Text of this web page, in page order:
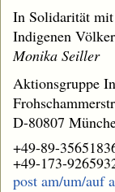
In Solidarität mit
Indigenen Völker
Monika Seiller
Aktionsgruppe
D-80807
+49-89-
+49-173-
post am/um/auf